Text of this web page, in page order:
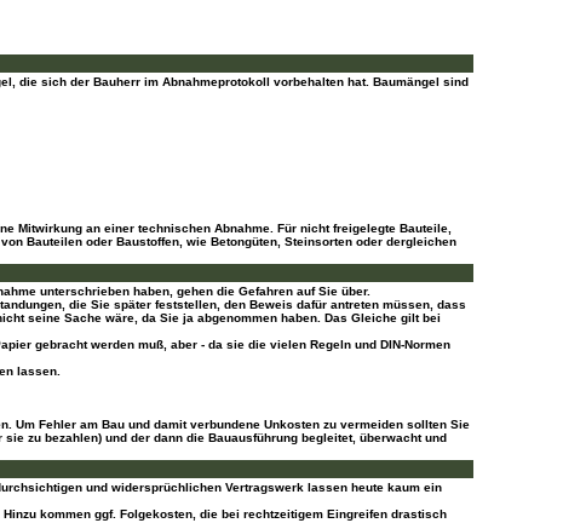
die sich der Bauherr im Abnahmeprotokoll vorbehalten hat. Baumängel sind
Mitwirkung an einer technischen Abnahme. Für nicht freigelegte Bauteile,
Bauteilen oder Baustoffen, wie Betongüten, Steinsorten oder dergleichen
unterschrieben haben, gehen die Gefahren auf Sie über.
die Sie später feststellen, den Beweis dafür antreten müssen, dass
seine Sache wäre, da Sie ja abgenommen haben. Das Gleiche gilt bei
gebracht werden muß, aber - da sie die vielen Regeln und DIN-Normen
lassen.
Um Fehler am Bau und damit verbundene Unkosten zu vermeiden sollten Sie
zu bezahlen) und der dann die Bauausführung begleitet, überwacht und
und widersprüchlichen Vertragswerk lassen heute kaum ein
kommen ggf. Folgekosten, die bei rechtzeitigem Eingreifen drastisch